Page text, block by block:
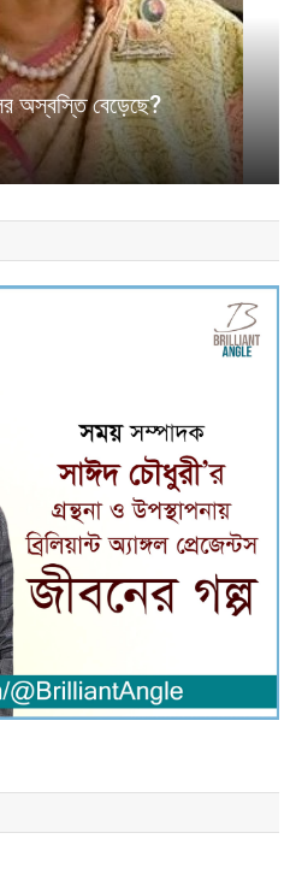
অস্বস্তি বেড়েছে?